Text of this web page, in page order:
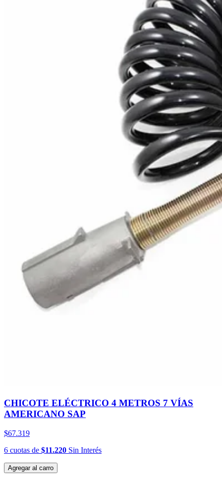
CHICOTE ELÉCTRICO 4 METROS 7 VÍAS
AMERICANO SAP
$67.319
6 cuotas de $11.220 Sin Interés
Agregar al carro